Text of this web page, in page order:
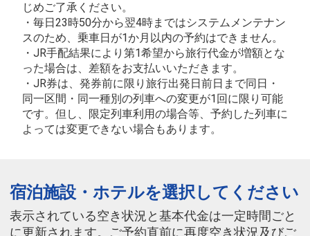
じめご了承ください。
・毎日23時50分から翌4時まではシステムメンテナン
スのため、乗車日が1か月以内の予約はできません。
・JR手配結果により第1希望から旅行代金が増額とな
った場合は、差額をお支払いいただきます。
・JR券は、発券前に限り旅行出発日前日まで同日・
同一区間・同一種別の列車への変更が1回に限り可能
です。但し、限定列車利用の場合等、予約した列車に
よっては変更できない場合もあります。
宿泊施設・ホテルを選択してください
表示されている空き状況と基本代金は一定時間ごと
に更新されます。ご予約直前に再度空き状況及びご